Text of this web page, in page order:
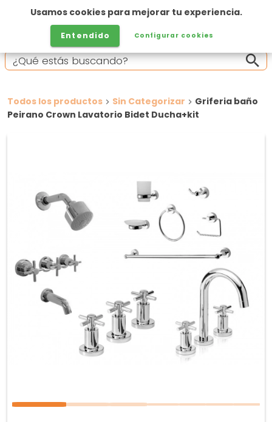
Todos los productos Sin Categorizar
Griferia baño
Peirano Crown Lavatorio Bidet Ducha+kit
Usamos cookies para mejorar tu experiencia.
Entendido Configurar cookies